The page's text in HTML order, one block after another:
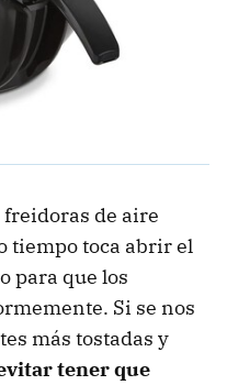
freidoras de aire
tiempo toca abrir el
para que los
Si se nos
más tostadas y
tener que